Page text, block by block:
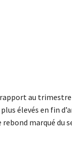
au
élevés en fin
marqué du